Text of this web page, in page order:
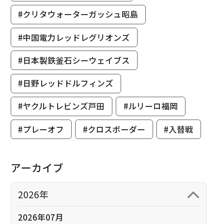
#クリタウォーターガッシュ昭島
#中国電力レッドレグリオンズ
#日本製鉄釜石シーウェイブス
#日野レッドドルフィンズ
#ヤクルトレビンズ戸田
#ルリーロ福岡
#プレーオフ
#クロスボーダー #入替戦
アーカイブ
2026年
2026年07月